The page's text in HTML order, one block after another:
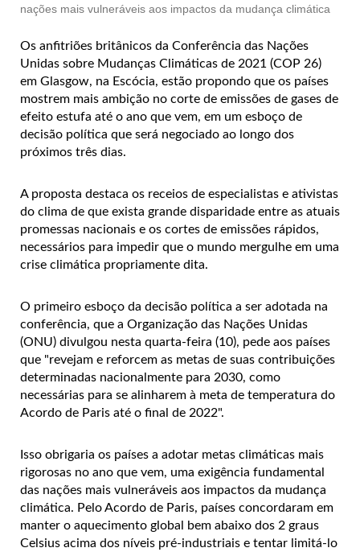
nações mais vulneráveis aos impactos da mudança climática
Os anfitriões britânicos da Conferência das Nações
Unidas sobre Mudanças Climáticas de 2021 (COP 26)
em Glasgow, na Escócia, estão propondo que os países
mostrem mais ambição no corte de emissões de gases de
efeito estufa até o ano que vem, em um esboço de
decisão política que será negociado ao longo dos
próximos três dias.
A proposta destaca os receios de especialistas e ativistas
do clima de que exista grande disparidade entre as atuais
promessas nacionais e os cortes de emissões rápidos,
necessários para impedir que o mundo mergulhe em uma
crise climática propriamente dita.
O primeiro esboço da decisão política a ser adotada na
conferência, que a Organização das Nações Unidas
(ONU) divulgou nesta quarta-feira (10), pede aos países
que "revejam e reforcem as metas de suas contribuições
determinadas nacionalmente para 2030, como
necessárias para se alinharem à meta de temperatura do
Acordo de Paris até o final de 2022".
Isso obrigaria os países a adotar metas climáticas mais
rigorosas no ano que vem, uma exigência fundamental
das nações mais vulneráveis aos impactos da mudança
climática. Pelo Acordo de Paris, países concordaram em
manter o aquecimento global bem abaixo dos 2 graus
Celsius acima dos níveis pré-industriais e tentar limitá-lo